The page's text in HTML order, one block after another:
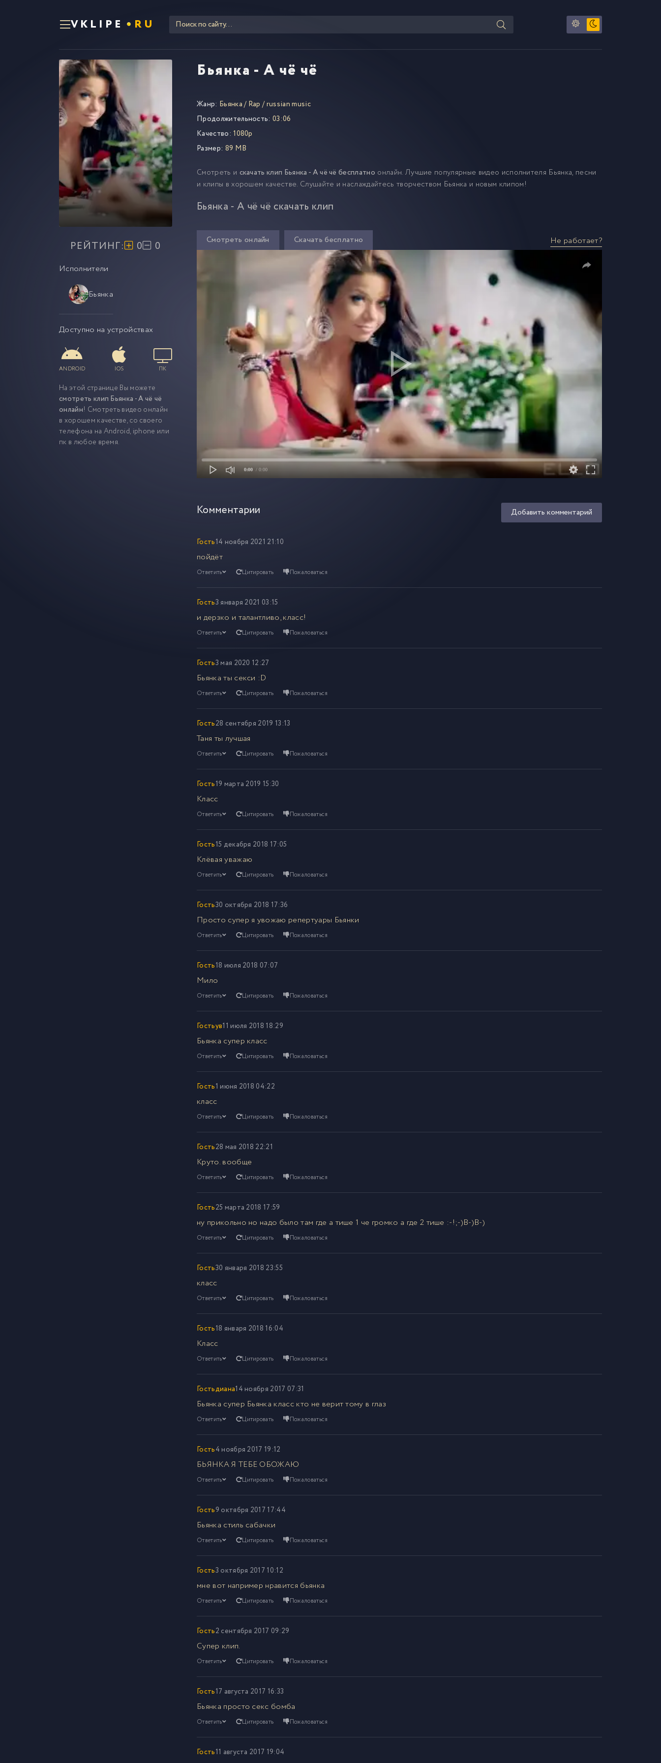
VKLIPE RU
Бьянка - А чё чё
РЕЙТИНГ: 0 0
Исполнители
Бьянка
Доступно на устройствах
ANDROID IOS ПК
На этой странице Вы можете
смотреть клип Бьянка - А чё чё
онлайн! Смотреть видео онлайн
в хорошем качестве, со своего
телефона на Android, iphone или
пк в любое время.
Жанр: Бьянка/ Rap /russian music
Продолжительность: 03:06
Качество: 1080p
Размер: 89 MB
Смотреть и скачать клип Бьянка - А чё чё бесплатно онлайн. Лучшие популярные видео исполнителя Бьянка, песни
и клипы в хорошем качестве. Слушайте и наслаждайтесь творчеством Бьянка и новым клипом!
Бьянка - А чё чё скачать клип
Смотреть онлайн Скачать бесплатно Не работает?
0:00 / 0:00
Комментарии Добавить комментарий
Гость14 ноября 2021 21:10
пойдёт
Ответить Цитировать Пожаловаться
Гость3 января 2021 03:15
и дерзко и талантливо, класс!
Ответить Цитировать Пожаловаться
Гость3 мая 2020 12:27
Бьянка ты секси :D
Ответить Цитировать Пожаловаться
Гость28 сентября 2019 13:13
Таня ты лучшая
Ответить Цитировать Пожаловаться
Гость19 марта 2019 15:30
Класс
Ответить Цитировать Пожаловаться
Гость15 декабря 2018 17:05
Клёвая уважаю
Ответить Цитировать Пожаловаться
Гость30 октября 2018 17:36
Просто супер я увожаю репертуары Бьянки
Ответить Цитировать Пожаловаться
Гость18 июля 2018 07:07
Мило
Ответить Цитировать Пожаловаться
Гостьув11 июля 2018 18:29
Бьянка супер класс
Ответить Цитировать Пожаловаться
Гость1 июня 2018 04:22
класс
Ответить Цитировать Пожаловаться
Гость28 мая 2018 22:21
Круто. вообще
Ответить Цитировать Пожаловаться
Гость25 марта 2018 17:59
ну прикольно но надо было там где а тише 1 че громко а где 2 тише :-!;-)B-)B-)
Ответить Цитировать Пожаловаться
Гость30 января 2018 23:55
класс
Ответить Цитировать Пожаловаться
Гость18 января 2018 16:04
Класс
Ответить Цитировать Пожаловаться
Гостьдиана14 ноября 2017 07:31
Бьянка супер Бьянка класс кто не верит тому в глаз
Ответить Цитировать Пожаловаться
Гость4 ноября 2017 19:12
БЬЯНКА Я ТЕБЕ ОБОЖАЮ
Ответить Цитировать Пожаловаться
Гость9 октября 2017 17:44
Бьянка стиль сабачки
Ответить Цитировать Пожаловаться
Гость3 октября 2017 10:12
мне вот например нравится бьянка
Ответить Цитировать Пожаловаться
Гость2 сентября 2017 09:29
Супер клип.
Ответить Цитировать Пожаловаться
Гость17 августа 2017 16:33
Бьянка просто секс бомба
Ответить Цитировать Пожаловаться
Гость11 августа 2017 19:04